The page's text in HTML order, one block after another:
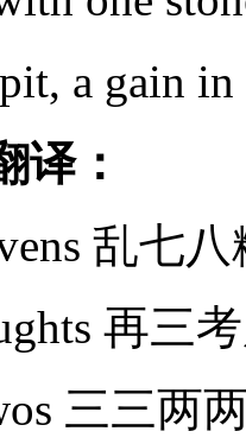
a gain
译：
乱七
再三
三三两